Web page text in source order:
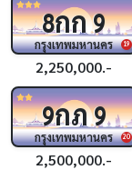
19
8กก9
กรุงเทพมหานคร
2,250,000.-
20
9กภ9
กรุงเทพมหานคร
2,500,000.-